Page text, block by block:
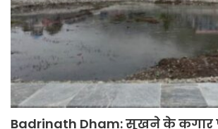
Badrinath Dham: सूखने के कगार